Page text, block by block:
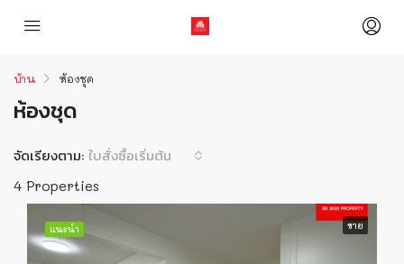
บ้าน ห้องชุด
ห้องชุด
4 Properties
จัดเรียงตาม: ใบสั่งซื้อเริ่มต้น
แนะนำ ขาย